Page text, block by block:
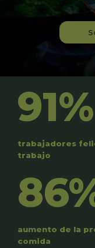
91%
trabajadores
trabajo
aumento de la
comida